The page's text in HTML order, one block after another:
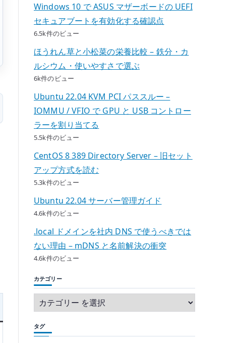
Windows 10 で ASUS マザーボードの UEFI
セキュアブートを有効化する確認点
6.5k件のビュー
ほうれん草と小松菜の栄養比較 – 鉄分・カ
ルシウム・使いやすさで選ぶ
6k件のビュー
Ubuntu 22.04 KVM PCI パススルー –
IOMMU / VFIO で GPU と USB コントロー
ラーを割り当てる
5.5k件のビュー
CentOS 8 389 Directory Server – 旧セット
アップ方式を読む
5.3k件のビュー
Ubuntu 22.04 サーバー管理ガイド
4.6k件のビュー
.local ドメインを社内 DNS で使うべきでは
ない理由 – mDNS と名前解決の衝突
4.6k件のビュー
カテゴリー
タグ